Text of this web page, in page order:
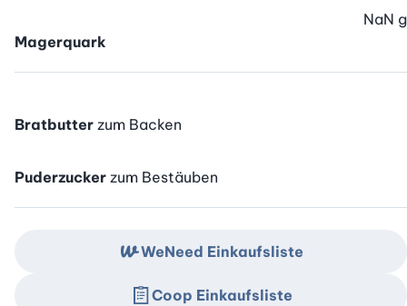
Magerquark
NaN g
Bratbutter zum Backen
Puderzucker zum Bestäuben
WeNeed Einkaufsliste
Coop Einkaufsliste